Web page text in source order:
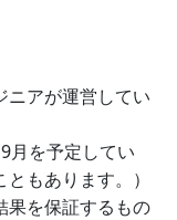
ニアが運営してい
月を予定してい
もあります。）
果を保証するもの